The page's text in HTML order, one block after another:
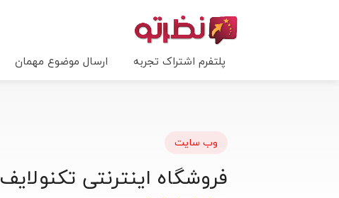
پلتفرم اشتراک تجربه ارسال موضوع مهمان
وب سایت
فروشگاه اینترنتی تکنولایف technolife